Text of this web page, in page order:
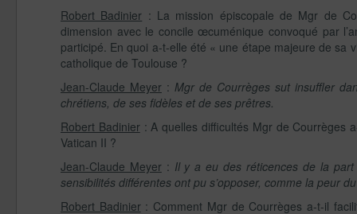
Robert Badinier : La mission épiscopale de Mgr de
dimension avec le concile œcuménique convoqué par
participé. En quoi a-t-elle été « une étape majeure de sa
catholique de Toulouse ?
Jean-Claude Meyer: Mgr de Courrèges sut insuffler
chrétiens, de ses fidèles et de ses prêtres.
Robert Badinier: A quelles difficultés Mgr de Courrèges
Vatican II ?
Jean-Claude Meyer: Il y a eu des réticences de la part
sensibilités différentes ont pu s’opposer, comme la peur
Robert Badinier: Comment Mgr de Courrèges a-t-il